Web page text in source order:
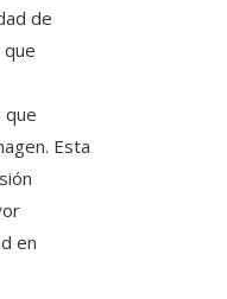
de
que
Esta
en